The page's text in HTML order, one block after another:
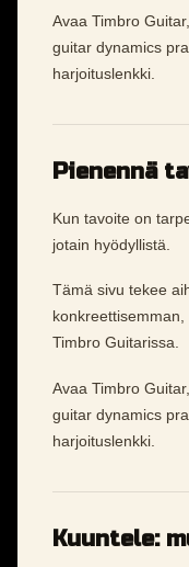
Avaa Timbro
guitar dynamics
harjoituslenkki.
Pienennä
Kun tavoite on
jotain hyödyllistä.
Tämä sivu tekee
Timbro Guitarissa.
Avaa Timbro
guitar dynamics
harjoituslenkki.
Kuuntele: